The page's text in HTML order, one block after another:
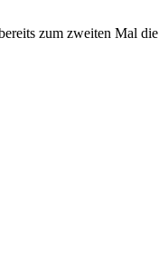
zum zweiten Mal die